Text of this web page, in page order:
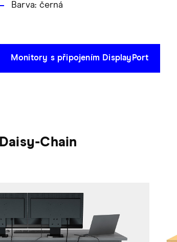
Barva: černá
Monitory s připojením DisplayPort
Daisy-Chain